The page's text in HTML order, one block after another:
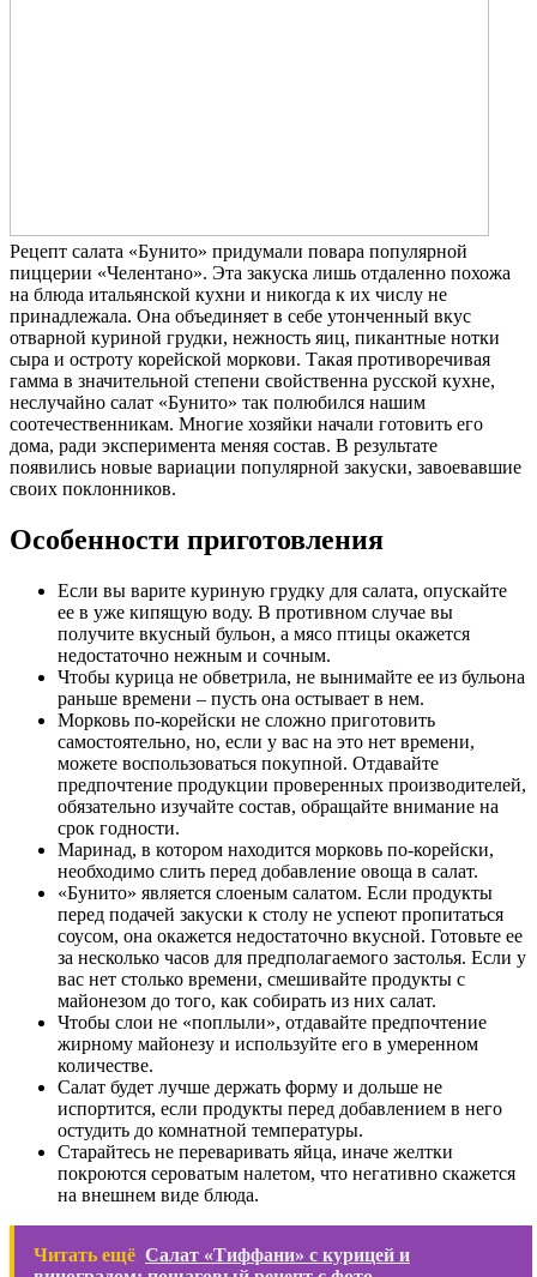
Рецепт салата «Бунито» придумали повара популярной
пиццерии «Челентано». Эта закуска лишь отдаленно похожа
на блюда итальянской кухни и никогда к их числу не
принадлежала. Она объединяет в себе утонченный вкус
отварной куриной грудки, нежность яиц, пикантные нотки
сыра и остроту корейской моркови. Такая противоречивая
гамма в значительной степени свойственна русской кухне,
неслучайно салат «Бунито» так полюбился нашим
соотечественникам. Многие хозяйки начали готовить его
дома, ради эксперимента меняя состав. В результате
появились новые вариации популярной закуски, завоевавшие
своих поклонников.
Особенности приготовления
Если вы варите куриную грудку для салата, опускайте
ее в уже кипящую воду. В противном случае вы
получите вкусный бульон, а мясо птицы окажется
недостаточно нежным и сочным.
Чтобы курица не обветрила, не вынимайте ее из бульона
раньше времени – пусть она остывает в нем.
Морковь по-корейски не сложно приготовить
самостоятельно, но, если у вас на это нет времени,
можете воспользоваться покупной. Отдавайте
предпочтение продукции проверенных производителей,
обязательно изучайте состав, обращайте внимание на
срок годности.
Маринад, в котором находится морковь по-корейски,
необходимо слить перед добавление овоща в салат.
«Бунито» является слоеным салатом. Если продукты
перед подачей закуски к столу не успеют пропитаться
соусом, она окажется недостаточно вкусной. Готовьте ее
за несколько часов для предполагаемого застолья. Если у
вас нет столько времени, смешивайте продукты с
майонезом до того, как собирать из них салат.
Чтобы слои не «поплыли», отдавайте предпочтение
жирному майонезу и используйте его в умеренном
количестве.
Салат будет лучше держать форму и дольше не
испортится, если продукты перед добавлением в него
остудить до комнатной температуры.
Старайтесь не переваривать яйца, иначе желтки
покроются сероватым налетом, что негативно скажется
на внешнем виде блюда.
Читать ещё Салат «Тиффани» с курицей и